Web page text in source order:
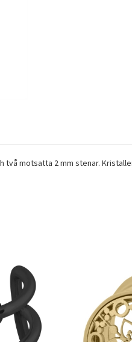
motsatta 2 mm stenar.